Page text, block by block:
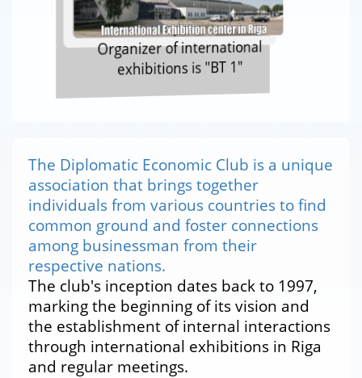
Organizer of international
exhibitions is "BT 1"
The Diplomatic Economic Club is a unique
association that brings together
individuals from various countries to find
common ground and foster connections
among businessman from their
respective nations.
The club's inception dates back to 1997,
marking the beginning of its vision and
the establishment of internal interactions
through international exhibitions in Riga
and regular meetings.